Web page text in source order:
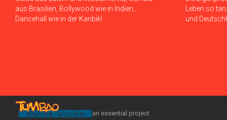
aus Brasilien, Bollywood wie in Indien,
Dancehall wie in der Karibik!
Leben so
und
an essential project